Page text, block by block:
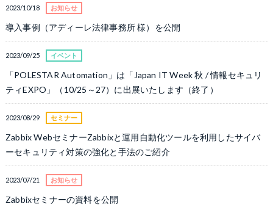
2023/10/18 お知らせ
導入事例（アディーレ法律事務所 様）を公開
2023/09/25 イベント
「POLESTAR Automation」は 「Japan IT Week 秋 / 情報セキュリ
ティEXPO」（10/25～27）に出展いたします（終了）
2023/08/29 セミナー
Zabbix WebセミナーZabbixと運用自動化ツールを利用したサイバ
ーセキュリティ対策の強化と手法のご紹介
2023/07/21 お知らせ
Zabbixセミナーの資料を公開